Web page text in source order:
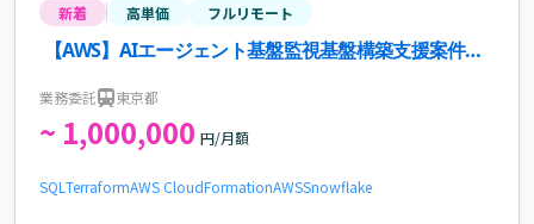
新着 高単価 フルリモート
【AWS】AIエージェント基盤監視基盤構築支援案件・
業務委託 東京都
~ 1,000,000 円/月額
SQL TerraformAWS CloudFormationAWSSnowflake